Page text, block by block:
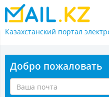
Казахстанский портал
Добро пожаловать